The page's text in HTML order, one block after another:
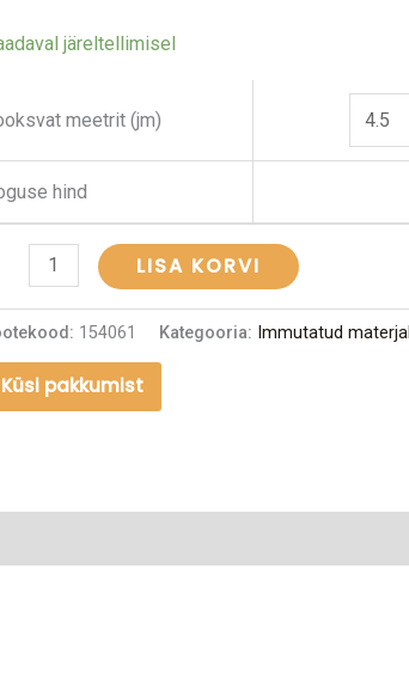
järeltellimisel
meetrit (jm)
hind
LISA KORVI
154061 Kategooria: Immutatud materjal
Küsi pakkumist